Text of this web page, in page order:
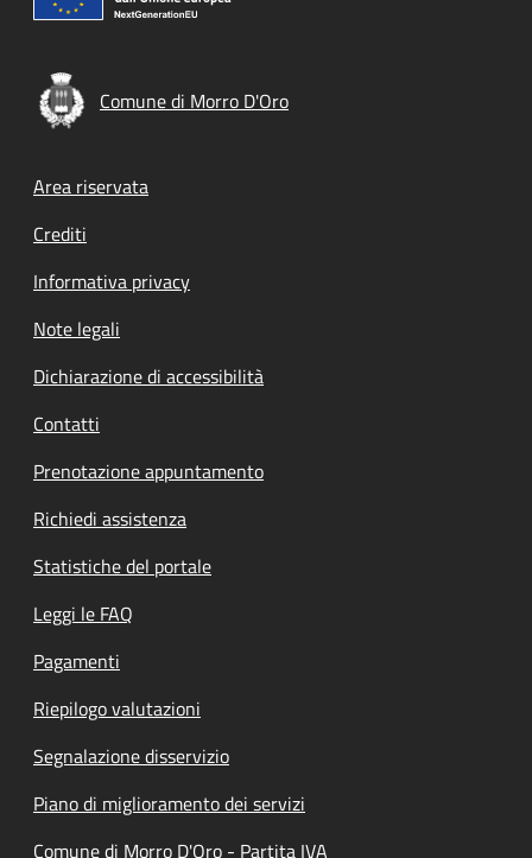
Comune di Morro D'Oro
Footer menu
Area riservata
Crediti
Informativa privacy
Note legali
Dichiarazione di accessibilità
Contatti
Prenotazione appuntamento
Richiedi assistenza
Statistiche del portale
Leggi le FAQ
Pagamenti
Riepilogo valutazioni
Segnalazione disservizio
Piano di miglioramento dei servizi
Comune di Morro D'Oro - Partita IVA